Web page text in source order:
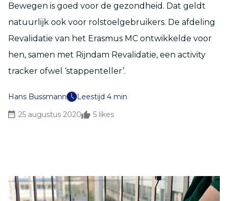
Bewegen is goed voor de gezondheid. Dat geldt
natuurlijk ook voor rolstoelgebruikers. De afdeling
Revalidatie van het Erasmus MC ontwikkelde voor
hen, samen met Rijndam Revalidatie, een activity
tracker ofwel ‘stappenteller’.
Hans Bussmann
Leestijd 4 min
25 augustus 2020
5 likes